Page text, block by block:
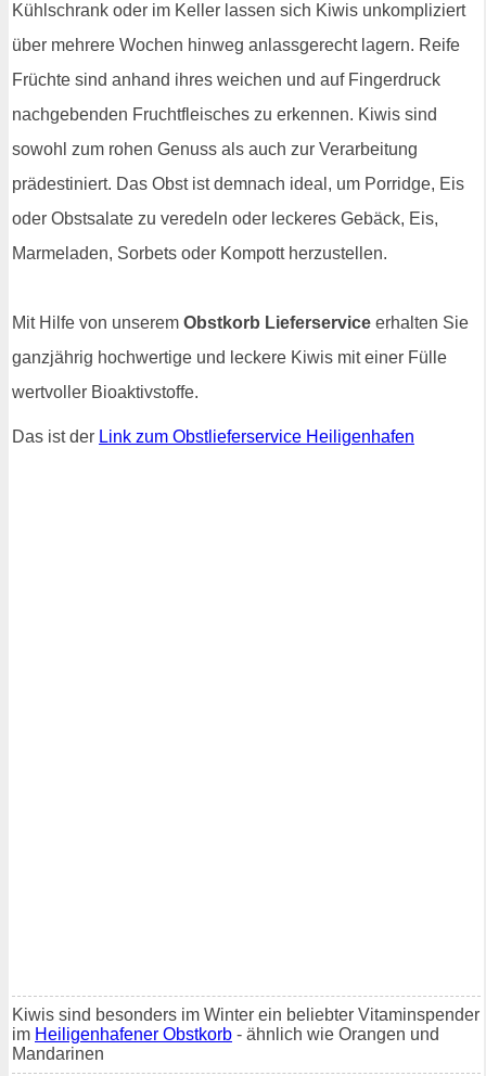
Kühlschrank oder im Keller lassen sich Kiwis unkompliziert
über mehrere Wochen hinweg anlassgerecht lagern. Reife
Früchte sind anhand ihres weichen und auf Fingerdruck
nachgebenden Fruchtfleisches zu erkennen. Kiwis sind
sowohl zum rohen Genuss als auch zur Verarbeitung
prädestiniert. Das Obst ist demnach ideal, um Porridge, Eis
oder Obstsalate zu veredeln oder leckeres Gebäck, Eis,
Marmeladen, Sorbets oder Kompott herzustellen.
Mit Hilfe von unserem Obstkorb Lieferservice erhalten Sie
ganzjährig hochwertige und leckere Kiwis mit einer Fülle
wertvoller Bioaktivstoffe.
Das ist der Link zum Obstlieferservice Heiligenhafen
Kiwis sind besonders im Winter ein beliebter Vitaminspender
im Heiligenhafener Obstkorb - ähnlich wie Orangen und
Mandarinen